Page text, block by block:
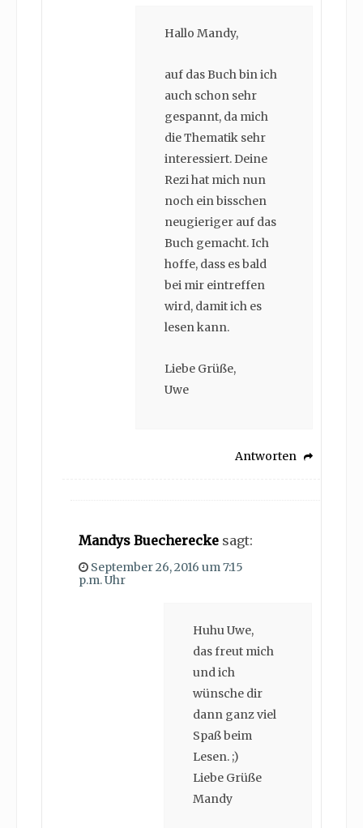
Hallo Mandy,
auf das Buch bin ich
auch schon sehr
gespannt, da mich
die Thematik sehr
interessiert. Deine
Rezi hat mich nun
noch ein bisschen
neugieriger auf das
Buch gemacht. Ich
hoffe, dass es bald
bei mir eintreffen
wird, damit ich es
lesen kann.
Liebe Grüße,
Uwe
Antworten
Mandys Buecherecke sagt:
September 26, 2016 um 7:15
p.m. Uhr
Huhu Uwe,
das freut mich
und ich
wünsche dir
dann ganz viel
Spaß beim
Lesen. ;)
Liebe Grüße
Mandy